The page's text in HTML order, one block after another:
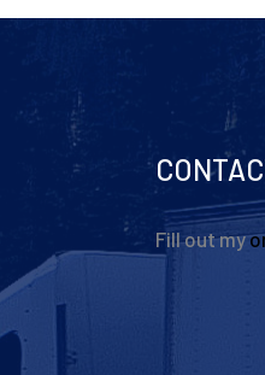
Fill out my